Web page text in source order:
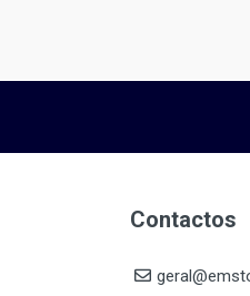
Contactos